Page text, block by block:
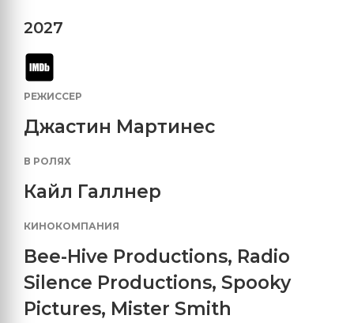
2027
РЕЖИССЕР
Джастин Мартинес
В РОЛЯХ
Кайл Галлнер
КИНОКОМПАНИЯ
Bee-Hive Productions, Radio
Silence Productions, Spooky
Pictures, Mister Smith